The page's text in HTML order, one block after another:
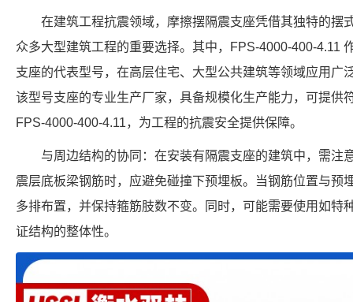
在建筑工程抗震领域，摩擦摆隔震支座凭借其独特的摆
众多大型建筑工程的重要选择。其中，FPS-4000-400-4.11
支座的代表型号，在高层住宅、大型公共建筑等领域应用广
该型号支座的专业生产厂家，具备规模化生产能力，可提供
FPS-4000-400-4.11，为工程的抗震安全提供保障。
与周边结构的协同：在安装有隔震支座的建筑中，需注
震层底板梁钢筋时，应避免碰撞下预埋板。当钢筋位置与预
多排布置，并保持箍筋肢数不变。同时，可能需要使用如特
证结构的整体性。